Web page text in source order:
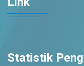
Statistik